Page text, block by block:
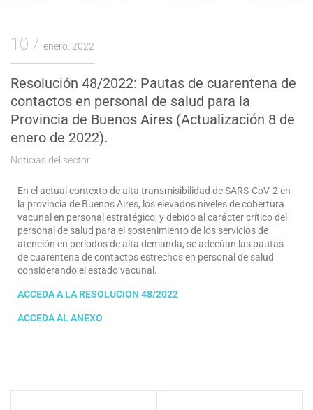
10 enero, 2022
Resolución 48/2022: Pautas de cuarentena de
contactos en personal de salud para la
Provincia de Buenos Aires (Actualización 8 de
enero de 2022).
Noticias del sector
En el actual contexto de alta transmisibilidad de SARS-CoV-2 en
la provincia de Buenos Aires, los elevados niveles de cobertura
vacunal en personal estratégico, y debido al carácter crítico del
personal de salud para el sostenimiento de los servicios de
atención en períodos de alta demanda, se adecúan las pautas
de cuarentena de contactos estrechos en personal de salud
considerando el estado vacunal.
ACCEDA A LA RESOLUCION 48/2022
ACCEDA AL ANEXO